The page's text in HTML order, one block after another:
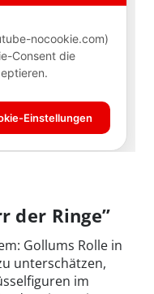
der Ringe”
Gollums Rolle in
unterschätzen,
im